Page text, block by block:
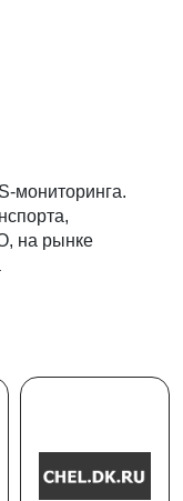
мониторинга.
на рынке